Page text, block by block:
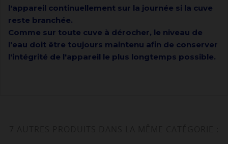
l'appareil continuellement sur la journée si la cuve
reste branchée.
Comme sur toute cuve à dérocher, le niveau de
l'eau doit être toujours maintenu afin de conserver
l'intégrité de l'appareil le plus longtemps possible.